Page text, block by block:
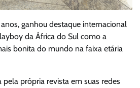
ganhou destaque internacional
da África do Sul como a
bonita do mundo na faixa etária
própria revista em suas redes